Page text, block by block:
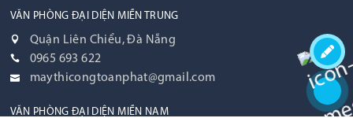
VĂN PHÒNG ĐẠI DIỆN MIỀN TRUNG
Quận Liên Chiểu, Đà Nẵng
0965 693 622
maythicongtoanphat@gmail.com
VĂN PHÒNG ĐẠI DIỆN MIỀN NAM